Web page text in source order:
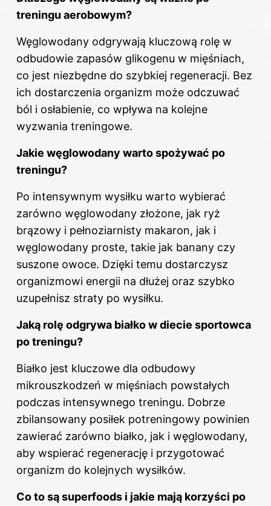
treningu aerobowym?
Węglowodany odgrywają kluczową rolę w
odbudowie zapasów glikogenu w mięśniach,
co jest niezbędne do szybkiej regeneracji. Bez
ich dostarczenia organizm może odczuwać
ból i osłabienie, co wpływa na kolejne
wyzwania treningowe.
Jakie węglowodany warto spożywać po
treningu?
Po intensywnym wysiłku warto wybierać
zarówno węglowodany złożone, jak ryż
brązowy i pełnoziarnisty makaron, jak i
węglowodany proste, takie jak banany czy
suszone owoce. Dzięki temu dostarczysz
organizmowi energii na dłużej oraz szybko
uzupełnisz straty po wysiłku.
Jaką rolę odgrywa białkow diecie sportowca
po treningu?
Białko jest kluczowe dla odbudowy
mikrouszkodzeń w mięśniach powstałych
podczas intensywnego treningu. Dobrze
zbilansowany posiłek potreningowy powinien
zawierać zarówno białko, jak i węglowodany,
aby wspierać regenerację i przygotować
organizm do kolejnych wysiłków.
Co to są superfoods i jakie mają korzyści po